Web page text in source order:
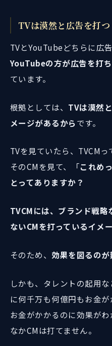
TVは漠然と広告を打つ
TVとYouTubeどちらに広
YouTubeの方が広告を打
ています。
根拠としては、 TVは漠然
メージがあるからです。
TVを見ていたら、TVCMっ
そのCMを見て、「これめ
とってありますか？
TVCMには、ブランド戦略
ないCMを打っているイメ
そのため、効果を図るのが
しかも、タレントの起用
に何千万も何億円もお金が
お金がかかるのに効果が
なかCMは打てません。